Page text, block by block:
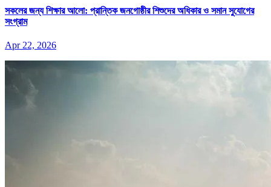
সকলের জন্য শিক্ষার আলো: প্রান্তিক জনগোষ্ঠীর শিশুদের অধিকার ও সমান সুযোগের
সংগ্রাম
Apr 22, 2026